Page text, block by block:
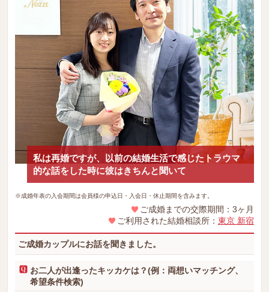
私は再婚ですが、以前の結婚生活で感じたトラウマ
的な話をした時に彼はきちんと聞いて
※成婚年表の入会期間は会員様の申込日・入会日・休止期間を含みます。
ご成婚までの交際期間：3ヶ月
ご利用された結婚相談所： 東京 新宿
ご成婚カップルにお話を聞きました。
お二人が出逢ったキッカケは？(例：両想いマッチング、
希望条件検索)